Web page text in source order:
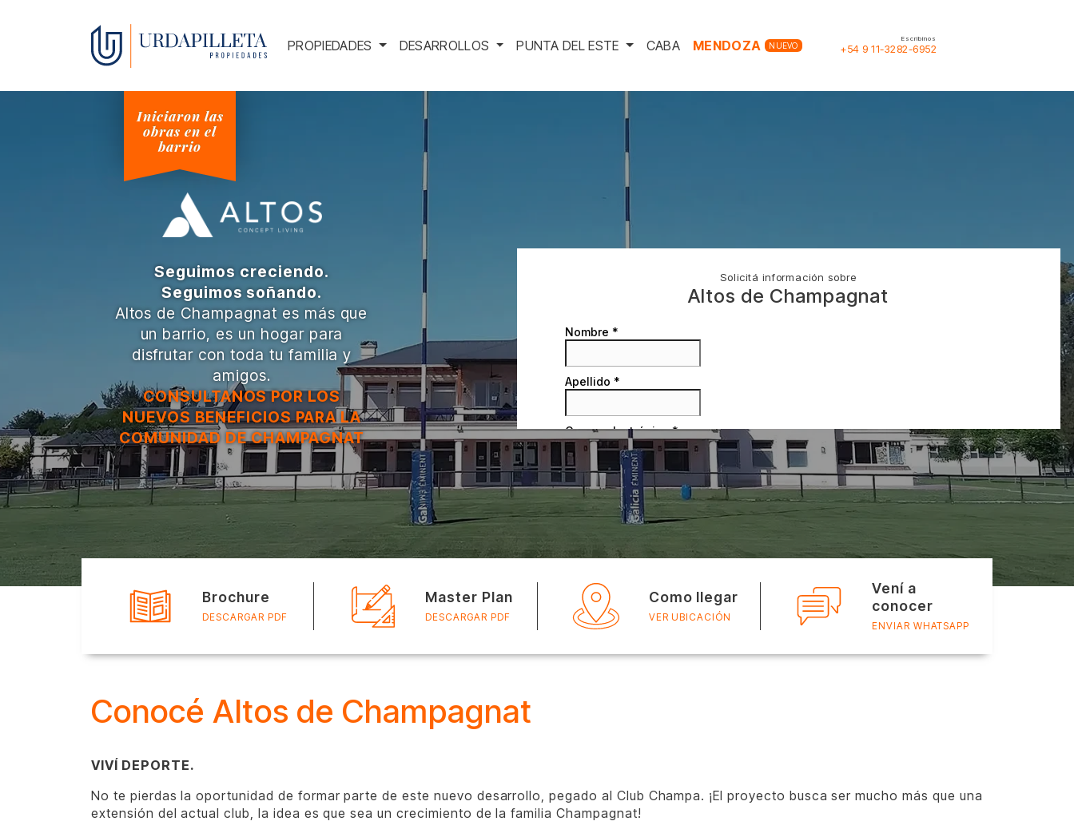
PROPIEDADES DESARROLLOS PUNTA DEL ESTE CABA MENDOZA NUEVO
Escribinos
+54 9 11-3282-6952
Iniciaron las
obras en el
barrio
Seguimos creciendo.
Seguimos soñando.
Altos de Champagnat es más que
un barrio, es un hogar para
disfrutar con toda tu familia y
amigos.
CONSULTANOS POR LOS
NUEVOS BENEFICIOS PARA LA
COMUNIDAD DE CHAMPAGNAT
Solicitá información sobre
Altos de Champagnat
Brochure
DESCARGAR PDF
Master Plan
DESCARGAR PDF
Como llegar
VER UBICACIÓN
Vení a
conocer
ENVIAR WHATSAPP
Conocé Altos de Champagnat
VIVÍ DEPORTE.
No te pierdas la oportunidad de formar parte de este nuevo desarrollo, pegado al Club Champa. ¡El proyecto busca ser mucho más que una
extensión del actual club, la idea es que sea un crecimiento de la familia Champagnat!